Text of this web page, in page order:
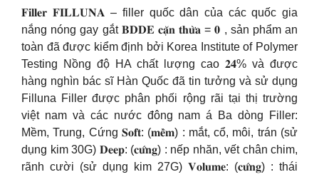
𝐅𝐢𝐥𝐥𝐞𝐫 𝐅𝐈𝐋𝐋𝐔𝐍𝐀 – filler quốc dân của các quốc gia
nắng nóng gay gắt 𝐁𝐃𝐃𝐄 𝐜𝐚̣̆𝐧 𝐭𝐡𝐮̛̀𝐚 = 𝟎 , sản phẩm an
toàn đã được kiểm định bởi Korea Institute of Polymer
Testing Nồng độ HA chất lượng cao 𝟐𝟒% và được
hàng nghìn bác sĩ Hàn Quốc đã tin tưởng và sử dụng
Filluna Filler được phân phối rộng rãi tại thị trường
việt nam và các nước đông nam á Ba dòng Filler:
Mềm, Trung, Cứng 𝐒𝐨𝐟𝐭: (𝐦𝐞̂̀𝐦) : mắt, cổ, môi, trán (sử
dụng kim 30G) 𝐃𝐞𝐞𝐩: (𝐜𝐮̛́𝐧𝐠) : nếp nhăn, vết chân chim,
rãnh cười (sử dụng kim 27G) 𝐕𝐨𝐥𝐮𝐦𝐞: (𝐜𝐮̛́𝐧𝐠) : thái